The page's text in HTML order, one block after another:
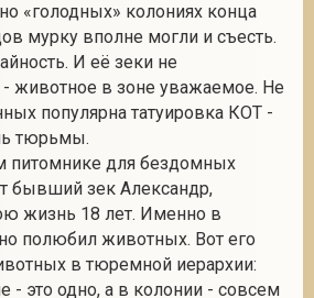
«голодных» колониях конца
мурку вполне могли и съесть.
И её зеки не
- животное в зоне уважаемое. Не
популярна татуировка КОТ -
тюрьмы.
питомнике для бездомных
бывший зек Александр,
жизнь 18 лет. Именно в
полюбил животных. Вот его
в тюремной иерархии:
- это одно, а в колонии - совсем